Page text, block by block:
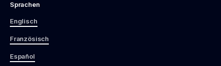
Sprachen
Englisch
Französisch
Español